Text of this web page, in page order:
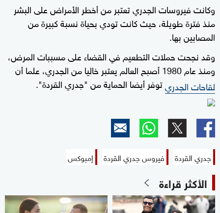
وكانت فيروسات الجدري تعتبر من أخطر الأمراض على البشر
منذ فترة طويلة، حيث كانت تودي بحياة نسبة كبيرة من
المصابين بها.
وقد نجحت حملات التطعيم في القضاء على مسببات المرض،
ومنذ عام 1980 أصبح العالم يعتبر خاليا من الجدري، علما أن
لقاحات الجدريتوفر أيضا الحماية من "جدري القردة".
جدري القردة فيروس جدري القردة إمبوكس
الأكثر قراءة